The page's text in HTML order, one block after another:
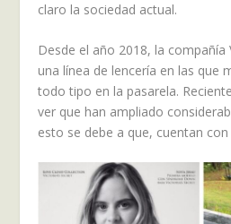
claro la sociedad actual.
Desde el año 2018, la compañía
una línea de lencería en las que
todo tipo en la pasarela.
ver que han ampliado
esto se debe a que, cuentan